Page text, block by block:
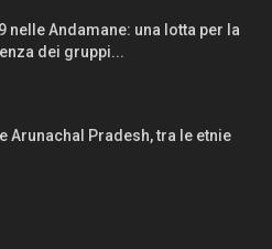
nelle Andamane: una lotta per la
dei gruppi...
Arunachal Pradesh, tra le etnie